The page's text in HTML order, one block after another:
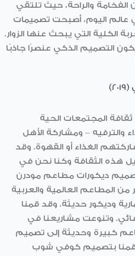
والراحة، حيث تلتقي
عالم اليوم، أصبحت تصميمات
الكلية التي يبحث عنها الزوار.
التصميم الذكي عنصرًا جاذبًا
المجتمعات الحية
والترفيه – ومشاركة الأهل
الغذاء أو القهوة. وقد
هذه الثقافة وكنا نحن في
ديكورات مطاعم مودرن
المطاعم العالمية والعربية
وديكور حديثة. وقد قمنا
وتنوعت مشاريعنا في
كبيرة وحديثة إلى تصميم
بتصميم كوفي شوب